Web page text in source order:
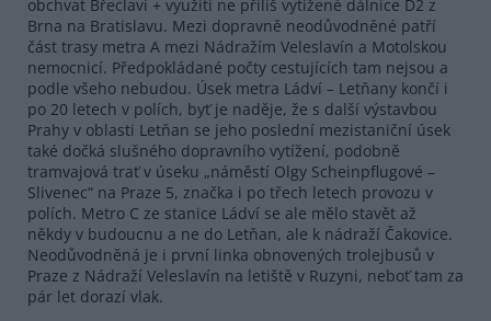
obchvat Břeclavi + využití ne příliš vytížené dálnice D2 z
Brna na Bratislavu. Mezi dopravně neodůvodněné patří
část trasy metra A mezi Nádražím Veleslavín a Motolskou
nemocnicí. Předpokládané počty cestujících tam nejsou a
podle všeho nebudou. Úsek metra Ládví – Letňany končí i
po 20 letech v polích, byť je naděje, že s další výstavbou
Prahy v oblasti Letňan se jeho poslední mezistaniční úsek
také dočká slušného dopravního vytížení, podobně
tramvajová trať v úseku „náměstí Olgy Scheinpflugové –
Slivenec“ na Praze 5, značka i po třech letech provozu v
polích. Metro C ze stanice Ládví se ale mělo stavět až
někdy v budoucnu a ne do Letňan, ale k nádraží Čakovice.
Neodůvodněná je i první linka obnovených trolejbusů v
Praze z Nádraží Veleslavín na letiště v Ruzyni, neboť tam za
pár let dorazí vlak.